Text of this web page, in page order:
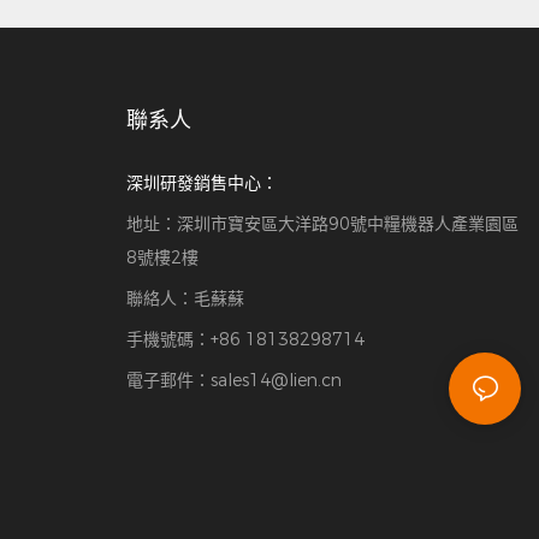
聯系人
深圳研發銷售中心：
地址：深圳市寶安區大洋路90號中糧機器人產業園區
8號樓2樓
聯絡人：毛蘇蘇
手機號碼：+86 18138298714
電子郵件： sales14@lien.cn